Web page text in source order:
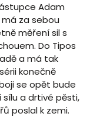
Adam
za sebou
měření sil s
Do Tipos
a má tak
konečně
se opět bude
a drtivé pěsti,
poslal k zemi.